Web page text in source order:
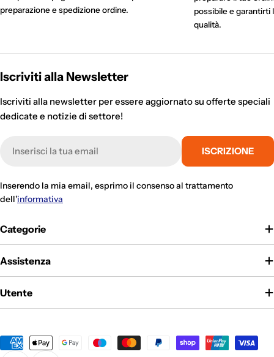
preparazione e spedizione ordine.
possibile e garantirti
qualità.
Categorie
Assistenza
Utente
Iscriviti alla Newsletter
Iscriviti alla newsletter per essere aggiornato su offerte speciali
dedicate e notizie di settore!
mail
ISCRIZIONE
Inserendo la mia email, esprimo il consenso al trattamento
dell'informativa
Metodi